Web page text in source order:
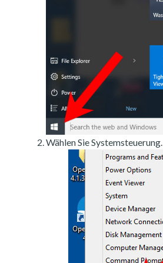
Wählen Sie Systemsteuerung.